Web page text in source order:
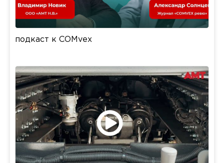
подкаст к COMvex